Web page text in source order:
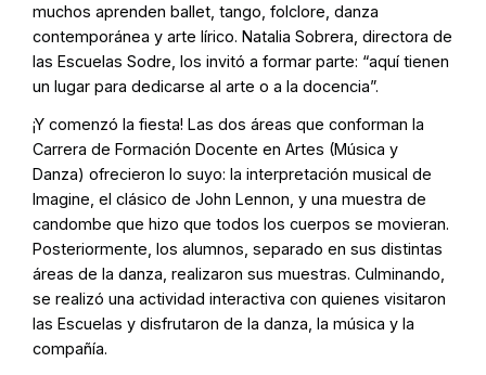
muchos aprenden ballet, tango, folclore, danza
contemporánea y arte lírico. Natalia Sobrera, directora de
las Escuelas Sodre, los invitó a formar parte: “aquí tienen
un lugar para dedicarse al arte o a la docencia”.
¡Y comenzó la fiesta! Las dos áreas que conforman la
Carrera de Formación Docente en Artes (Música y
Danza) ofrecieron lo suyo: la interpretación musical de
Imagine, el clásico de John Lennon, y una muestra de
candombe que hizo que todos los cuerpos se movieran.
Posteriormente, los alumnos, separado en sus distintas
áreas de la danza, realizaron sus muestras. Culminando,
se realizó una actividad interactiva con quienes visitaron
las Escuelas y disfrutaron de la danza, la música y la
compañía.